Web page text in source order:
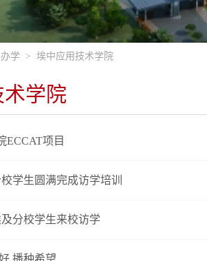
学 > 埃中应用技术学院
学院
ECCAT项目
学生圆满完成访学培训
分校学生来校访学
播种希望